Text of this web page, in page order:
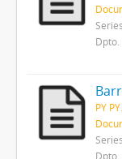
Series
Dpto.
PY
Series
Dpto.